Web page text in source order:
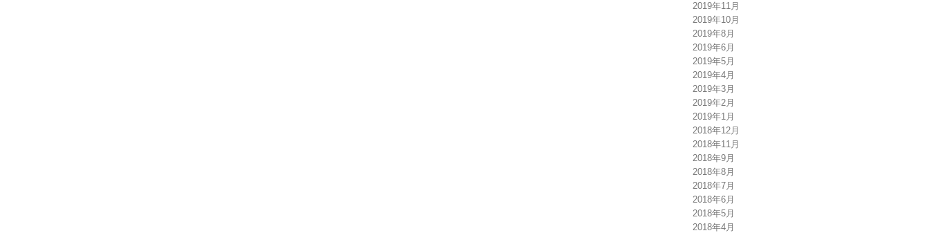
2019年11月
2019年10月
2019年8月
2019年6月
2019年5月
2019年4月
2019年3月
2019年2月
2019年1月
2018年12月
2018年11月
2018年9月
2018年8月
2018年7月
2018年6月
2018年5月
2018年4月